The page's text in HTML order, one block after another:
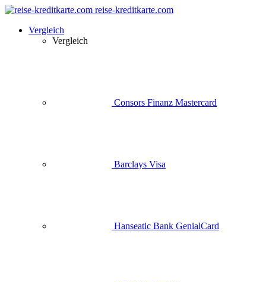
reise-kreditkarte.com
Vergleich
Vergleich
Consors Finanz Mastercard
Barclays Visa
Hanseatic Bank GenialCard